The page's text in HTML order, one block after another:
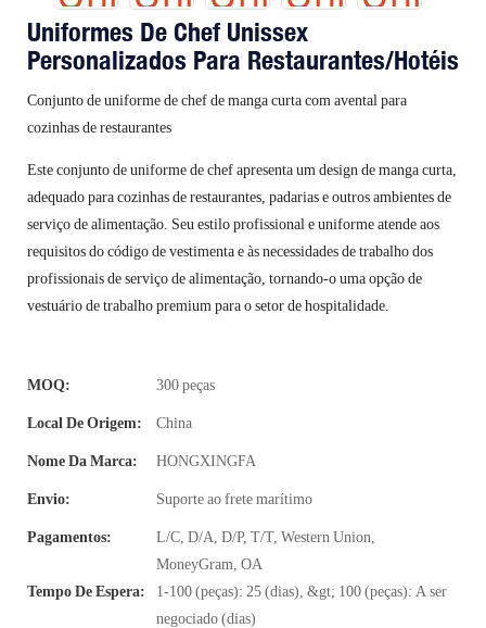
Uniformes De Chef Unissex
Personalizados Para Restaurantes/hotéis
Conjunto de uniforme de chef de manga curta com avental para
cozinhas de restaurantes
Este conjunto de uniforme de chef apresenta um design de manga curta,
adequado para cozinhas de restaurantes, padarias e outros ambientes de
serviço de alimentação. Seu estilo profissional e uniforme atende aos
requisitos do código de vestimenta e às necessidades de trabalho dos
profissionais de serviço de alimentação, tornando-o uma opção de
vestuário de trabalho premium para o setor de hospitalidade.
MOQ: 300 peças
Local De Origem: China
Nome Da Marca: HONGXINGFA
Envio: Suporte ao frete marítimo
Pagamentos:
L/C, D/A, D/P, T/T, Western Union,
MoneyGram, OA
Tempo De Espera:
1-100 (peças): 25 (dias), &gt; 100 (peças): A ser
negociado (dias)